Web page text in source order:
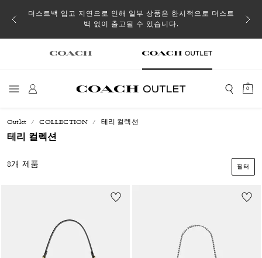
될 수
더스트백 입고 지연으로 인해 일부 상품은 한시적으로 더스트
백 없이 출고될 수 있습니다.
0
Outlet COLLECTION 테리 컬렉션
테리 컬렉션
8개 제품 필터